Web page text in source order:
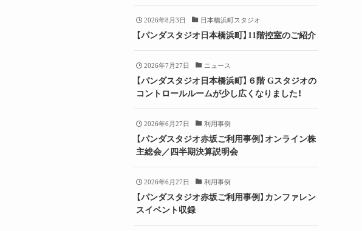
2026年8月3日 日本橋浜町スタジオ
【パンダスタジオ日本橋浜町】11階控室のご紹介
2026年7月27日 ニュース
【パンダスタジオ日本橋浜町】６階 Gスタジオの
コントロールルームが少し広くなりました！
2026年6月27日 利用事例
【パンダスタジオ赤坂ご利用事例】オンライン株
主総会／四半期決算説明会
2026年6月27日 利用事例
【パンダスタジオ赤坂ご利用事例】カンファレン
スイベント収録